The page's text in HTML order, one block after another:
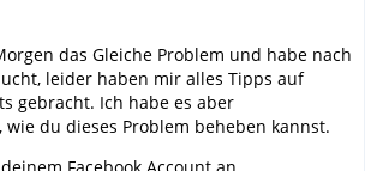
das Gleiche Problem und habe nach
leider haben mir alles Tipps auf
gebracht. Ich habe es aber
wie du dieses Problem beheben kannst.